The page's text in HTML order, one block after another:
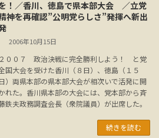
！／香川、徳島で県本部大会 ／立党
神を再確認”公明党らしさ”発揮へ新出
2006年10月15日
２００７ 政治決戦に完全勝利しよう！ と党
国大会を受けた香川（８日）、徳島（１５
）両県本部の県本部大会が相次いで活発に開
れた。香川県本部の大会には、党本部から斉
鉄夫政務調査会長（衆院議員）が出席した。
続きを読む